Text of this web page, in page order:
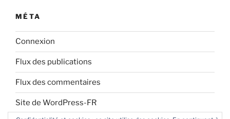
MÉTA
Connexion
Flux des publications
Flux des commentaires
Site de WordPress-FR